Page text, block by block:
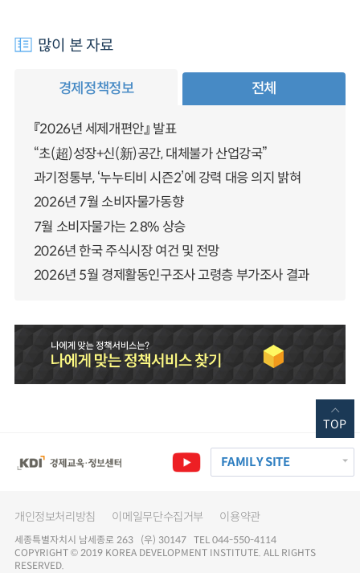
많이 본 자료
경제정책정보 전체
『2026년 세제개편안』 발표
“초(超)성장+신(新)공간, 대체불가 산업강국”
과기정통부, ‘누누티비 시즌2’에 강력 대응 의지 밝혀
2026년 7월 소비자물가동향
7월 소비자물가는 2.8% 상승
2026년 한국 주식시장 여건 및 전망
2026년 5월 경제활동인구조사 고령층 부가조사 결과
FAMILY SITE
개인정보처리방침 이메일무단수집거부 이용약관
세종특별자치시 남세종로 263 (우) 30147 TEL 044-550-4114
COPYRIGHT © 2019 KOREA DEVELOPMENT INSTITUTE. ALL RIGHTS
RESERVED.
TOP